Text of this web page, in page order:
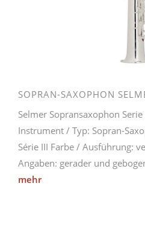
SOPRAN-SAXOPHON
Selmer Sopransaxophon
Instrument / Typ: Sopran-
Série III Farbe / Ausführung:
Angaben: gerader und
mehr